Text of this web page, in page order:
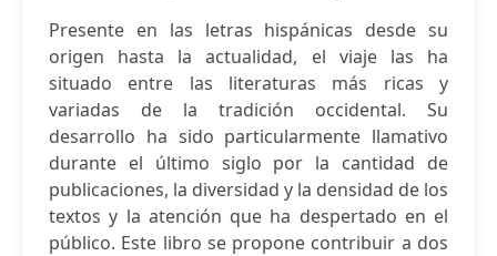
Presente en las letras hispánicas desde su
origen hasta la actualidad, el viaje las ha
situado entre las literaturas más ricas y
variadas de la tradición occidental. Su
desarrollo ha sido particularmente llamativo
durante el último siglo por la cantidad de
publicaciones, la diversidad y la densidad de los
textos y la atención que ha despertado en el
público. Este libro se propone contribuir a dos